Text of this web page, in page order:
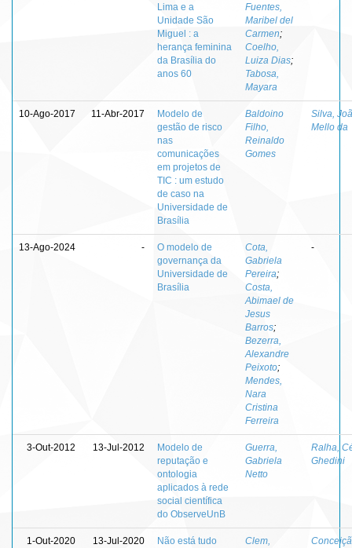
Lima e a
Unidade São
Miguel : a
herança feminina
da Brasília do
anos 60
Fuentes,
Maribel del
Carmen;
Coelho,
Luiza Dias;
Tabosa,
Mayara
10-Ago-2017 11-Abr-2017
Modelo de
gestão de risco
nas
comunicações
em projetos de
TIC : um estudo
de caso na
Universidade de
Brasília
Baldoino
Filho,
Reinaldo
Gomes
Silva,
Mello da
13-Ago-2024 -
O modelo de
governança da
Universidade de
Brasília
Cota,
Gabriela
Pereira;
Costa,
Abimael de
Jesus
Barros;
Bezerra,
Alexandre
Peixoto;
Mendes,
Nara
Cristina
Ferreira
-
3-Out-2012 13-Jul-2012
Modelo de
reputação e
ontologia
aplicados à rede
social científica
do ObserveUnB
Guerra,
Gabriela
Netto
Ralha,
Ghedini
1-Out-2020 13-Jul-2020 Não está tudo Clem,